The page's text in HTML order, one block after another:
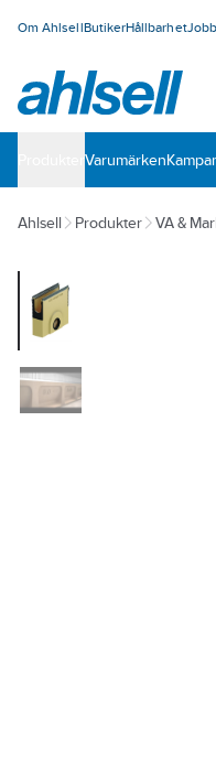
Om AhlsellButikerHållbarhet
Varumärken
Ahlsell Produkter VA &